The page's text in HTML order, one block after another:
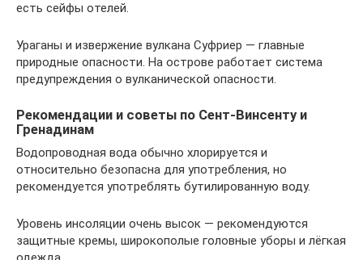
есть сейфы отелей.
Ураганы и извержение вулкана Суфриер — главные
природные опасности. На острове работает система
предупреждения о вулканической опасности.
Рекомендации и советы по Сент-Винсенту и
Гренадинам
Водопроводная вода обычно хлорируется и
относительно безопасна для употребления, но
рекомендуется употреблять бутилированную воду.
Уровень инсоляции очень высок — рекомендуются
защитные кремы, широкополые головные уборы и лёгкая